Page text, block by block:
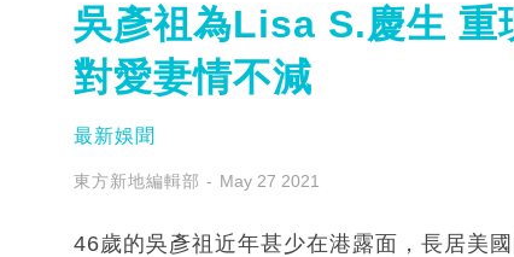
吳彥祖為Lisa S.慶生 重
對愛妻情不減
最新娛聞
東方新地編輯部 May 27 2021
46歲的吳彥祖近年甚少在港露面，長居美